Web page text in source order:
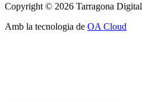
Copyright © 2026 Tarragona Digital
Amb la tecnologia de OA Cloud